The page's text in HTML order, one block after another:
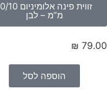
זווית פינה אלומיניום 10/10
מ”מ – לבן
₪
הוספה לסל